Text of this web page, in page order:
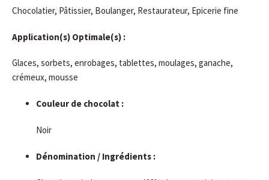
Chocolatier, Pâtissier, Boulanger, Restaurateur, Epicerie fine
Application(s) Optimale(s) :
Glaces, sorbets, enrobages, tablettes, moulages, ganache,
crémeux, mousse
Couleur de chocolat :
Noir
Dénomination / Ingrédients :